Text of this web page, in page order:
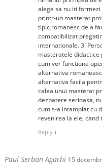
alege sa nu iti
printr-un masterat
tipic romanesc de a
compatibilizat
internationale. 3.
masteratele didactice
cum vor functiona
alternativa
alternativa facila
calea unui masterat
dezbatere serioasa,
cum s-a intamplat cu
revenirea la ele, cand
Reply ↓
Paul Serban Agachi 15